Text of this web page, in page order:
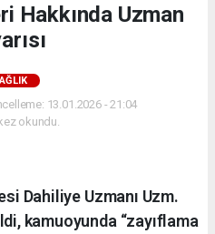
Hakkında Uzman
13.01.2026 - 21:04
okundu.
Dahiliye Uzmanı Uzm.
kamuoyunda “zayıflama